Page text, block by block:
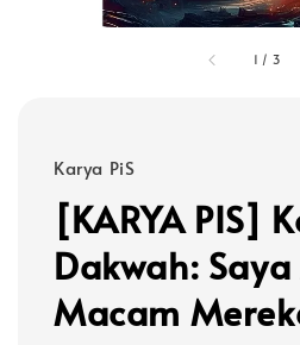
1 / 3
Karya PiS
[KARYA PIS]
Dakwah:
Macam